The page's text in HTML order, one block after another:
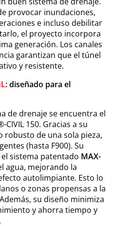
provocar inundaciones,
e incluso debilitar
el proyecto incorpora
generación. Los canales
garantizan que el túnel
y resistente.
: diseñado para el
de drenaje se encuentra el
150. Gracias a su
robusto de una sola pieza,
(hasta F900). Su
sistema patentado MAX-
agua, mejorando la
autolimpiante. Esto lo
o zonas propensas a la
su diseño minimiza
y ahorra tiempo y